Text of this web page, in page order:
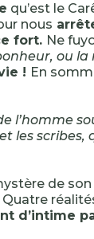
qu’est le
nous
fort. Ne
ou
! En
l’homme
les scribes,
de
Quatre
d’intime